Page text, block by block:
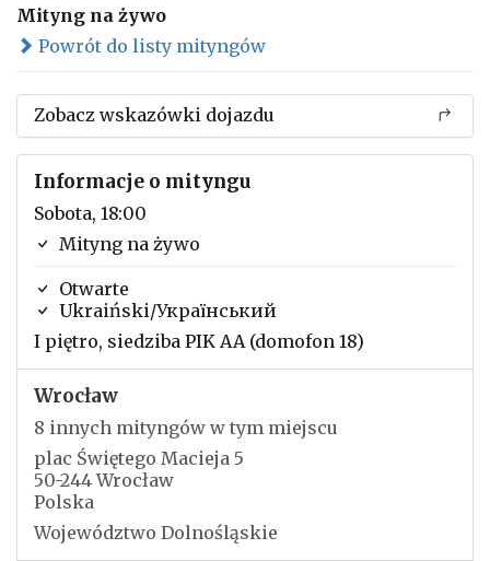
Mityng na żywo
Powrót do listy mityngów
Zobacz wskazówki dojazdu
Informacje o mityngu
Sobota, 18:00
Mityng na żywo
Otwarte
Ukraiński/Український
I piętro, siedziba PIK AA (domofon 18)
Wrocław
8 innych mityngów w tym miejscu
plac Świętego Macieja 5
50-244 Wrocław
Polska
Województwo Dolnośląskie